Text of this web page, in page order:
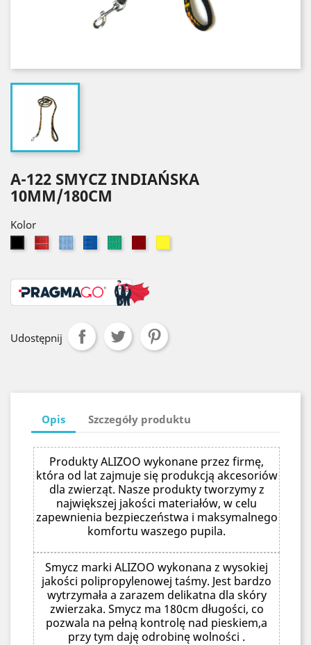
A-122 SMYCZ INDIAŃSKA
10MM/180CM
Kolor
CzarnyCzerwonyBłękitnyNiebieskiZielony
Udostępnij
Opis Szczegóły produktu
Produkty ALIZOO wykonane przez firmę,
która od lat zajmuje się produkcją akcesoriów
dla zwierząt. Nasze produkty tworzymy z
największej jakości materiałów, w celu
zapewnienia bezpieczeństwa i maksymalnego
komfortu waszego pupila.
Smycz marki ALIZOO wykonana z wysokiej
jakości polipropylenowej taśmy. Jest bardzo
wytrzymała a zarazem delikatna dla skóry
zwierzaka. Smycz ma 180cm długości, co
pozwala na pełną kontrolę nad pieskiem,a
przy tym daję odrobinę wolności .